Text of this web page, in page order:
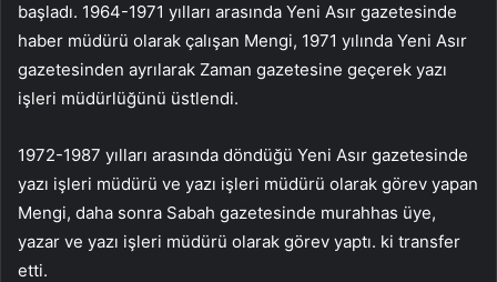
başladı. 1964-1971 yılları arasında Yeni Asır gazetesinde
haber müdürü olarak çalışan Mengi, 1971 yılında Yeni Asır
gazetesinden ayrılarak Zaman gazetesine geçerek yazı
işleri müdürlüğünü üstlendi.
1972-1987 yılları arasında döndüğü Yeni Asır gazetesinde
yazı işleri müdürü ve yazı işleri müdürü olarak görev yapan
Mengi, daha sonra Sabah gazetesinde murahhas üye,
yazar ve yazı işleri müdürü olarak görev yaptı. ki transfer
etti.